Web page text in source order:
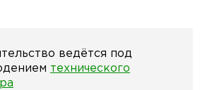
ведётся под
технического